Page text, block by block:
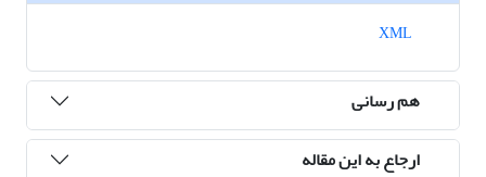
هم رسانی
ارجاع به این مقاله